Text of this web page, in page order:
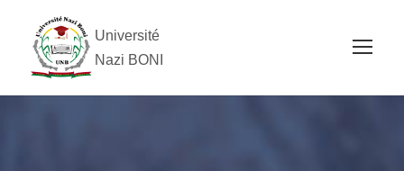
Université
Nazi BONI